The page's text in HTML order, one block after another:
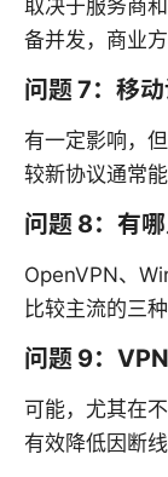
取决于服务商
备并发，商业
问题 7：移
有一定影响，
较新协议通常
问题 8：有
OpenVPN、
比较主流的三种
问题 9：
可能，尤其在
有效降低因断